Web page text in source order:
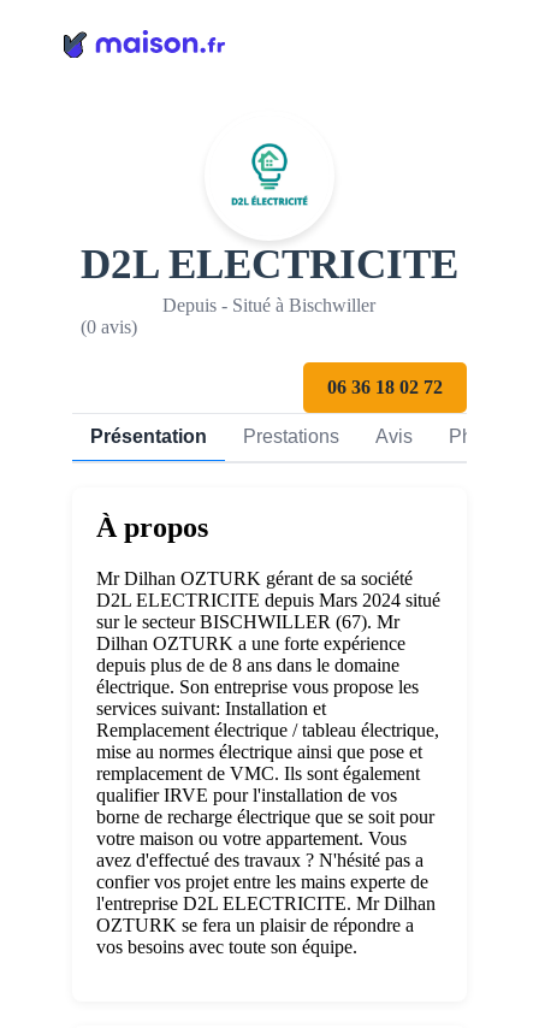
D2L ELECTRICITE
Depuis - Situé à Bischwiller
(0 avis)
06 36 18 02 72
Présentation Prestations Avis Photos
À propos
Mr Dilhan OZTURK gérant de sa société
D2L ELECTRICITE depuis Mars 2024 situé
sur le secteur BISCHWILLER (67). Mr
Dilhan OZTURK a une forte expérience
depuis plus de de 8 ans dans le domaine
électrique. Son entreprise vous propose les
services suivant: Installation et
Remplacement électrique / tableau électrique,
mise au normes électrique ainsi que pose et
remplacement de VMC. Ils sont également
qualifier IRVE pour l'installation de vos
borne de recharge électrique que se soit pour
votre maison ou votre appartement. Vous
avez d'effectué des travaux ? N'hésité pas a
confier vos projet entre les mains experte de
l'entreprise D2L ELECTRICITE. Mr Dilhan
OZTURK se fera un plaisir de répondre a
vos besoins avec toute son équipe.